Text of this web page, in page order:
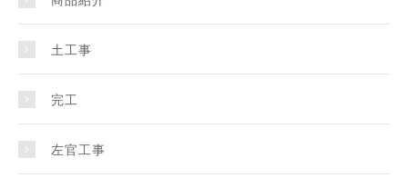
土工事
完工
左官工事